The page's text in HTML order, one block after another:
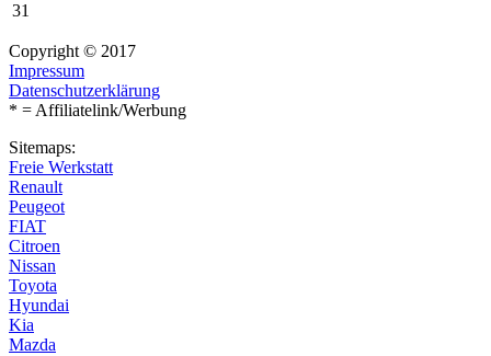
31
Copyright © 2017
Impressum
Datenschutzerklärung
* = Affiliatelink/Werbung
Sitemaps:
Freie Werkstatt
Renault
Peugeot
FIAT
Citroen
Nissan
Toyota
Hyundai
Kia
Mazda